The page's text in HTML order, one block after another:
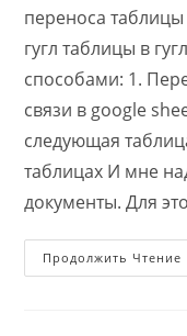
переноса
гугл таблицы в
способами: 1.
связи в google
следующая
таблицах И мне
документы. Для
Продолжить Чтение